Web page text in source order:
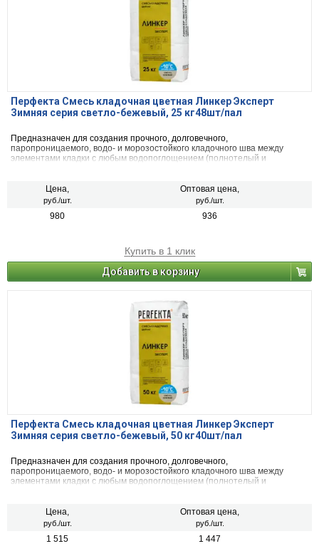
Перфекта Смесь кладочная цветная Линкер Эксперт
Зимняя серия светло-бежевый, 25 кг48шт/пал
Предназначен для создания прочного, долговечного,
паропроницаемого, водо- и морозостойкого кладочного шва между
элементами кладки с любым водопоглощением (полнотелый и
натурального камня) с одновременной декоративной расшивкой швов
Цена,
руб./шт.
Оптовая цена,
руб./шт.
980 936
Купить в 1 клик
Добавить в корзину
Перфекта Смесь кладочная цветная Линкер Эксперт
Зимняя серия светло-бежевый, 50 кг40шт/пал
Предназначен для создания прочного, долговечного,
паропроницаемого, водо- и морозостойкого кладочного шва между
элементами кладки с любым водопоглощением (полнотелый и
натурального камня) с одновременной декоративной расшивкой швов
Цена,
руб./шт.
Оптовая цена,
руб./шт.
1 515 1 447